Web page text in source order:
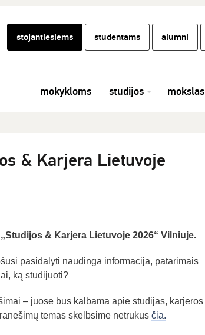
stojantiesiems studentams alumni
mokykloms studijos mokslas
& Karjera Lietuvoje
& Karjera Lietuvoje 2026“ Vilniuje.
pasidalyti naudinga informacija, patarimais
ką studijuoti?
– juose bus kalbama apie studijas, karjeros
temas skelbsime netrukus čia.